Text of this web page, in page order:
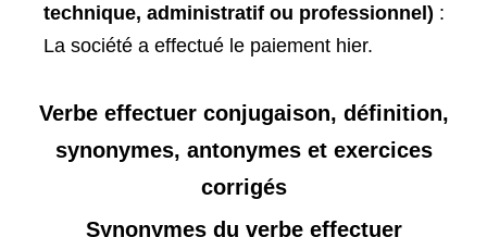
technique, administratif ou professionnel) :
La société a effectué le paiement hier.
Verbe effectuer conjugaison, définition,
synonymes, antonymes et exercices
corrigés
Synonymes du verbe effectuer